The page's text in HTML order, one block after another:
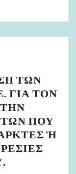
ΤΩΝ
ΓΙΑ ΤΟΝ
ΠΟΥ
Ή